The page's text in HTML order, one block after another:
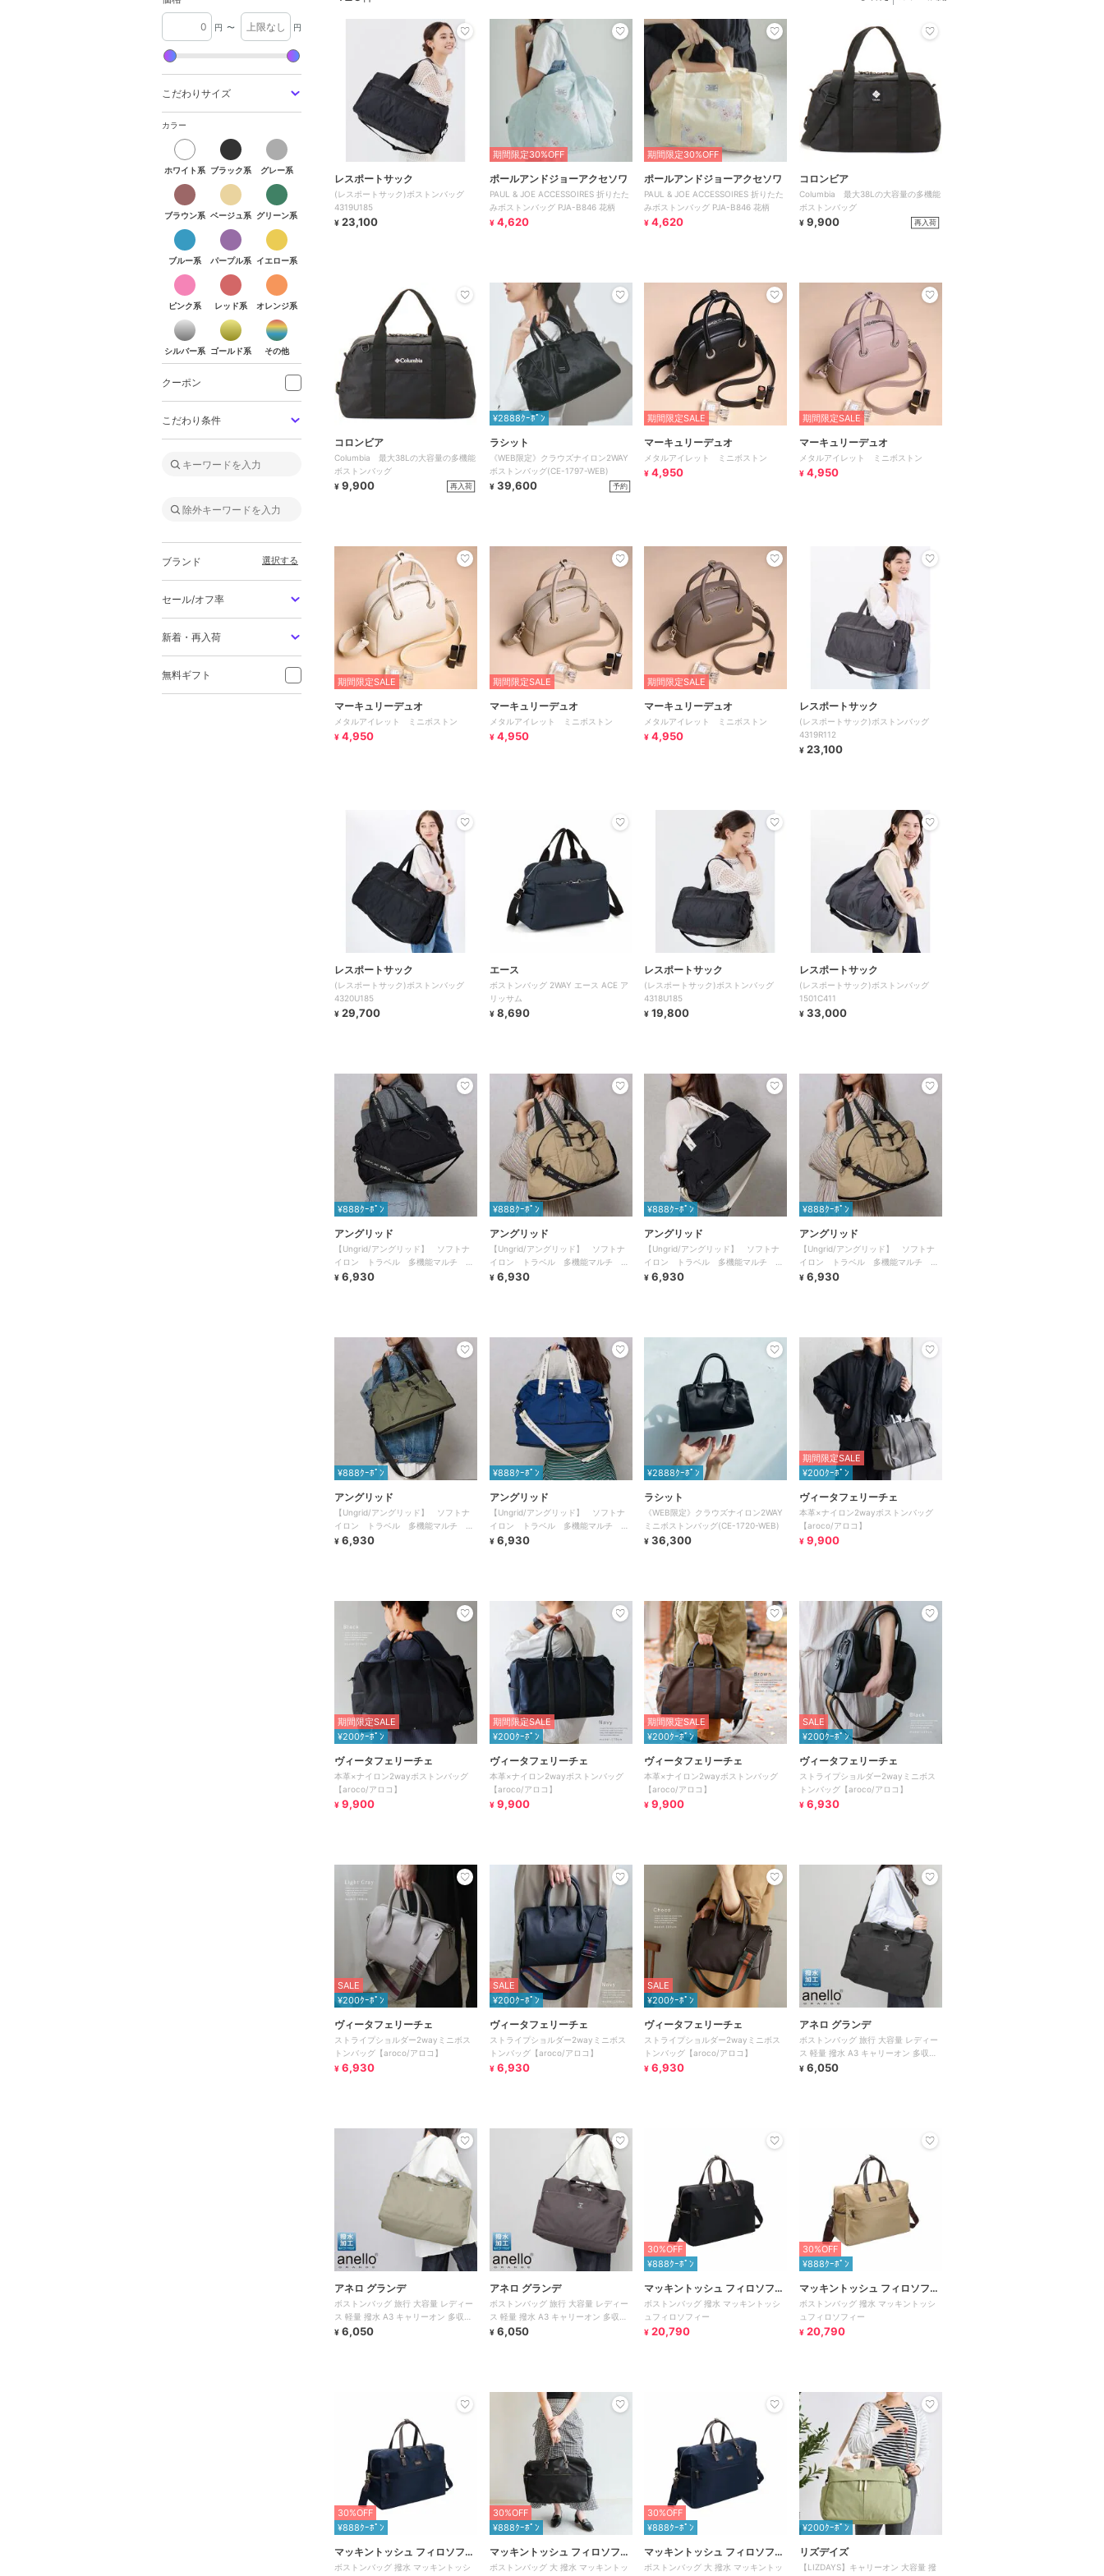
円 〜 円
こだわりサイズ
カラー
ホワイト系 ブラック系 グレー系
ブラウン系 ベージュ系 グリーン系
ブルー系 パープル系 イエロー系
ピンク系 レッド系 オレンジ系
シルバー系 ゴールド系 その他
クーポン
こだわり条件
ブランド 選択する
セール/オフ率
新着・再入荷
無料ギフト
レスポートサック
(レスポートサック)ボストンバッグ
4319U185
¥ 23,100
期間限定30%OFF
ポールアンドジョーアクセソワ
PAUL & JOE ACCESSOIRES 折りたた
みボストンバッグ PJA-B846 花柄
¥ 4,620
期間限定30%OFF
ポールアンドジョーアクセソワ
PAUL & JOE ACCESSOIRES 折りたた
みボストンバッグ PJA-B846 花柄
¥ 4,620
コロンビア
Columbia 最大38Lの大容量の多機能
ボストンバッグ
¥ 9,900 再入荷
コロンビア
Columbia 最大38Lの大容量の多機能
ボストンバッグ
¥ 9,900 再入荷
¥2888ｸｰﾎﾟﾝ
ラシット
《WEB限定》クラウズナイロン2WAY
ボストンバッグ(CE-1797-WEB)
¥ 39,600 予約
期間限定SALE
マーキュリーデュオ
メタルアイレット ミニボストン
¥ 4,950
期間限定SALE
マーキュリーデュオ
メタルアイレット ミニボストン
¥ 4,950
期間限定SALE
マーキュリーデュオ
メタルアイレット ミニボストン
¥ 4,950
期間限定SALE
マーキュリーデュオ
メタルアイレット ミニボストン
¥ 4,950
期間限定SALE
マーキュリーデュオ
メタルアイレット ミニボストン
¥ 4,950
レスポートサック
(レスポートサック)ボストンバッグ
4319R112
¥ 23,100
レスポートサック
(レスポートサック)ボストンバッグ
4320U185
¥ 29,700
エース
ボストンバッグ 2WAY エース ACE ア
リッサム
¥ 8,690
レスポートサック
(レスポートサック)ボストンバッグ
4318U185
¥ 19,800
レスポートサック
(レスポートサック)ボストンバッグ
1501C411
¥ 33,000
¥888ｸｰﾎﾟﾝ
アングリッド
【Ungrid/アングリッド】 ソフトナ
イロン トラベル 多機能マルチ ビ
ッグボストンバッグ
¥ 6,930
¥888ｸｰﾎﾟﾝ
アングリッド
【Ungrid/アングリッド】 ソフトナ
イロン トラベル 多機能マルチ ビ
ッグボストンバッグ
¥ 6,930
¥888ｸｰﾎﾟﾝ
アングリッド
【Ungrid/アングリッド】 ソフトナ
イロン トラベル 多機能マルチ ビ
ッグボストンバッグ
¥ 6,930
¥888ｸｰﾎﾟﾝ
アングリッド
【Ungrid/アングリッド】 ソフトナ
イロン トラベル 多機能マルチ ビ
ッグボストンバッグ
¥ 6,930
¥888ｸｰﾎﾟﾝ
アングリッド
【Ungrid/アングリッド】 ソフトナ
イロン トラベル 多機能マルチ ビ
ッグボストンバッグ
¥ 6,930
¥888ｸｰﾎﾟﾝ
アングリッド
【Ungrid/アングリッド】 ソフトナ
イロン トラベル 多機能マルチ ビ
ッグボストンバッグ
¥ 6,930
¥2888ｸｰﾎﾟﾝ
ラシット
《WEB限定》クラウズナイロン2WAY
ミニボストンバッグ(CE-1720-WEB)
¥ 36,300
期間限定SALE
¥200ｸｰﾎﾟﾝ
ヴィータフェリーチェ
本革×ナイロン2wayボストンバッグ
【aroco/アロコ】
¥ 9,900
期間限定SALE
¥200ｸｰﾎﾟﾝ
ヴィータフェリーチェ
本革×ナイロン2wayボストンバッグ
【aroco/アロコ】
¥ 9,900
期間限定SALE
¥200ｸｰﾎﾟﾝ
ヴィータフェリーチェ
本革×ナイロン2wayボストンバッグ
【aroco/アロコ】
¥ 9,900
期間限定SALE
¥200ｸｰﾎﾟﾝ
ヴィータフェリーチェ
本革×ナイロン2wayボストンバッグ
【aroco/アロコ】
¥ 9,900
SALE
¥200ｸｰﾎﾟﾝ
ヴィータフェリーチェ
ストライプショルダー2wayミニボス
トンバッグ【aroco/アロコ】
¥ 6,930
SALE
¥200ｸｰﾎﾟﾝ
ヴィータフェリーチェ
ストライプショルダー2wayミニボス
トンバッグ【aroco/アロコ】
¥ 6,930
SALE
¥200ｸｰﾎﾟﾝ
ヴィータフェリーチェ
ストライプショルダー2wayミニボス
トンバッグ【aroco/アロコ】
¥ 6,930
SALE
¥200ｸｰﾎﾟﾝ
ヴィータフェリーチェ
ストライプショルダー2wayミニボス
トンバッグ【aroco/アロコ】
¥ 6,930
アネロ グランデ
ボストンバッグ 旅行 大容量 レディー
ス 軽量 撥水 A3 キャリーオン 多収納
おしゃれ シンプル
¥ 6,050
アネロ グランデ
ボストンバッグ 旅行 大容量 レディー
ス 軽量 撥水 A3 キャリーオン 多収納
おしゃれ シンプル
¥ 6,050
アネロ グランデ
ボストンバッグ 旅行 大容量 レディー
ス 軽量 撥水 A3 キャリーオン 多収納
おしゃれ シンプル
¥ 6,050
30%OFF
¥888ｸｰﾎﾟﾝ
マッキントッシュ フィロソフィ
ー
ボストンバッグ 撥水 マッキントッシ
ュフィロソフィー
¥ 20,790
30%OFF
¥888ｸｰﾎﾟﾝ
マッキントッシュ フィロソフィ
ー
ボストンバッグ 撥水 マッキントッシ
ュフィロソフィー
¥ 20,790
30%OFF
¥888ｸｰﾎﾟﾝ
マッキントッシュ フィロソフィ
ー
ボストンバッグ 撥水 マッキントッシ
30%OFF
¥888ｸｰﾎﾟﾝ
マッキントッシュ フィロソフィ
ー
ボストンバッグ 大 撥水 マッキントッ
30%OFF
¥888ｸｰﾎﾟﾝ
マッキントッシュ フィロソフィ
ー
ボストンバッグ 大 撥水 マッキントッ
¥200ｸｰﾎﾟﾝ
リズデイズ
【LIZDAYS】キャリーオン 大容量 撥